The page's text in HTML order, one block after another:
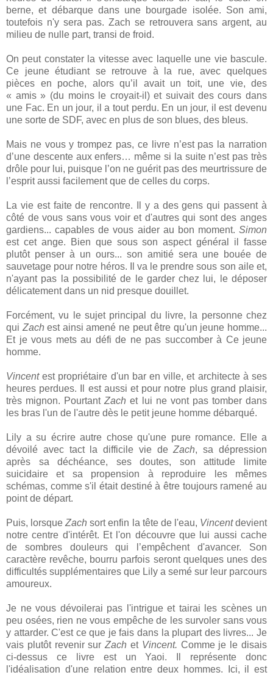
berne, et débarque dans une bourgade isolée. Son ami,
toutefois n'y sera pas. Zach se retrouvera sans argent, au
milieu de nulle part, transi de froid.
On peut constater la vitesse avec laquelle une vie bascule.
Ce jeune étudiant se retrouve à la rue, avec quelques
pièces en poche, alors qu’il avait un toit, une vie, des
« amis » (du moins le croyait-il) et suivait des cours dans
une Fac. En un jour, il a tout perdu. En un jour, il est devenu
une sorte de SDF, avec en plus de son blues, des bleus.
Mais ne vous y trompez pas, ce livre n’est pas la narration
d’une descente aux enfers… même si la suite n’est pas très
drôle pour lui, puisque l’on ne guérit pas des meurtrissure de
l’esprit aussi facilement que de celles du corps.
La vie est faite de rencontre. Il y a des gens qui passent à
côté de vous sans vous voir et d'autres qui sont des anges
gardiens... capables de vous aider au bon moment. Simon
est cet ange. Bien que sous son aspect général il fasse
plutôt penser à un ours... son amitié sera une bouée de
sauvetage pour notre héros. Il va le prendre sous son aile et,
n'ayant pas la possibilité de le garder chez lui, le déposer
délicatement dans un nid presque douillet.
Forcément, vu le sujet principal du livre, la personne chez
qui Zach est ainsi amené ne peut être qu'un jeune homme...
Et je vous mets au défi de ne pas succomber à Ce jeune
homme.
Vincentest propriétaire d'un bar en ville, et architecte à ses
heures perdues. Il est aussi et pour notre plus grand plaisir,
très mignon. PourtantZach et lui ne vont pas tomber dans
les bras l'un de l'autre dès le petit jeune homme débarqué.
Lily a su écrire autre chose qu'une pure romance. Elle a
dévoilé avec tact la difficile vie deZach, sa dépression
après sa déchéance, ses doutes, son attitude limite
suicidaire et sa propension à reproduire les mêmes
schémas, comme s'il était destiné à être toujours ramené au
point de départ.
Puis, lorsqueZach sort enfin la tête de l'eau, Vincentdevient
notre centre d'intérêt. Et l'on découvre que lui aussi cache
de sombres douleurs qui l’empêchent d'avancer. Son
caractère revêche, bourru parfois seront quelques unes des
difficultés supplémentaires que Lily a semé sur leur parcours
amoureux.
Je ne vous dévoilerai pas l'intrigue et tairai les scènes un
peu osées, rien ne vous empêche de les survoler sans vous
y attarder. C'est ce que je fais dans la plupart des livres... Je
vais plutôt revenir surZach et Vincent. Comme je le disais
ci-dessus ce livre est un Yaoi. Il représente donc
l'idéalisation d'une relation entre deux hommes. Ici, il est